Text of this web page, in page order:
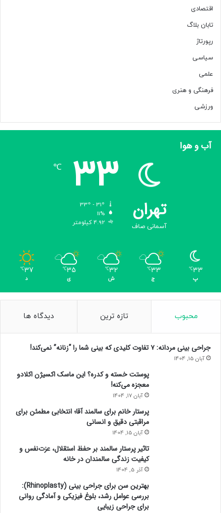
اقتصادی
تابان بلاگ
رپورتاژ
سیاسی
علمی
فرهنگی و هنری
ورزشی
آب و هوا
تهران
آسمانی صاف
33
℃
11%
4.92 کیلومتر
33
℃
پ
33
℃
ج
32
℃
ش
35
℃
ی
37
℃
د
محبوب تازه ترین دیدگاه ها
جراحی بینی مردانه: ۷ تفاوت کلیدی که بینی شما را “زنانه” نمی‌کند!
آبان 15, 1404
پوستت خسته و کدره؟ این ماسک اکسیژن اکلادو
معجزه می‌کنه!
آبان 17, 1404
پرستار خانم برای سالمند آقا؛ انتخابی مطمئن برای
مراقبتی دقیق و انسانی
آبان 15, 1404
تاثیر پرستار سالمند بر حفظ استقلال، عزت‌نفس و
کیفیت زندگی سالمندان در خانه
آذر 5, 1404
بهترین سن برای جراحی بینی (Rhinoplasty):
بررسی عوامل رشد، بلوغ فیزیکی و آمادگی روانی
برای جراحی زیبایی